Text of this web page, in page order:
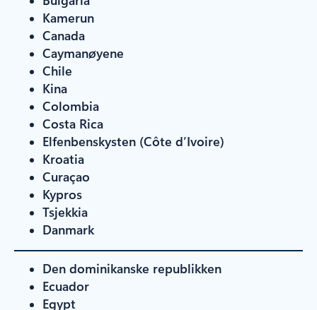
Kamerun
Canada
Caymanøyene
Chile
Kina
Colombia
Costa Rica
Elfenbenskysten (Côte d’Ivoire)
Kroatia
Curaçao
Kypros
Tsjekkia
Danmark
Den dominikanske republikken
Ecuador
Egypt